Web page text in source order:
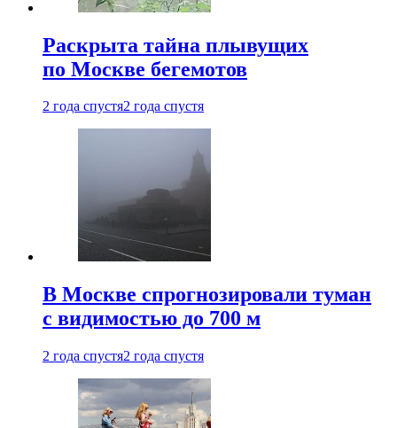
Раскрыта тайна плывущих
по Москве бегемотов
2 года спустя2 года спустя
В Москве спрогнозировали туман
с видимостью до 700 м
2 года спустя2 года спустя